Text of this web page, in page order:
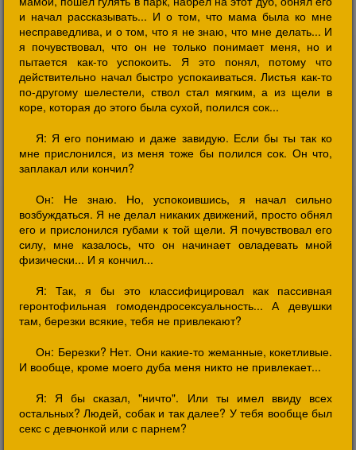
и начал рассказывать... И о том, что мама была ко мне
несправедлива, и о том, что я не знаю, что мне делать... И
я почувствовал, что он не только понимает меня, но и
пытается как-то успокоить. Я это понял, потому что
действительно начал быстро успокаиваться. Листья как-то
по-другому шелестели, ствол стал мягким, а из щели в
коре, которая до этого была сухой, полился сок...
Я: Я его понимаю и даже завидую. Если бы ты так ко
мне прислонился, из меня тоже бы полился сок. Он что,
заплакал или кончил?
Он: Не знаю. Но, успокоившись, я начал сильно
возбуждаться. Я не делал никаких движений, просто обнял
его и прислонился губами к той щели. Я почувствовал его
силу, мне казалось, что он начинает овладевать мной
физически... И я кончил...
Я: Так, я бы это классифицировал как пассивная
геронтофильная гомодендросексуальность... А девушки
там, березки всякие, тебя не привлекают?
Он: Березки? Нет. Они какие-то жеманные, кокетливые.
И вообще, кроме моего дуба меня никто не привлекает...
Я: Я бы сказал, "ничто". Или ты имел ввиду всех
остальных? Людей, собак и так далее? У тебя вообще был
секс с девчонкой или с парнем?